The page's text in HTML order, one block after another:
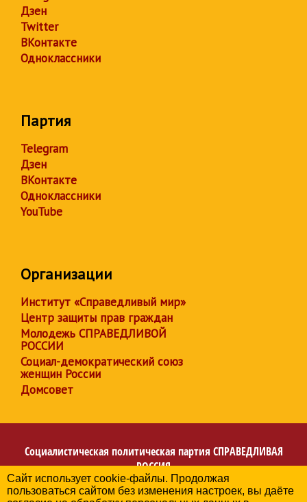
Дзен
Twitter
ВКонтакте
Одноклассники
Партия
Telegram
Дзен
ВКонтакте
Одноклассники
YouTube
Организации
Институт «Справедливый мир»
Центр защиты прав граждан
Молодежь СПРАВЕДЛИВОЙ
РОССИИ
Социал-демократический союз
женщин России
Домсовет
Социалистическая политическая партия СПРАВЕДЛИВАЯ
РОССИЯ
Региональное отделение партии в Донецкой Народной
Республике
Сайт использует cookie-файлы. Продолжая
пользоваться сайтом без изменения настроек, вы даёте